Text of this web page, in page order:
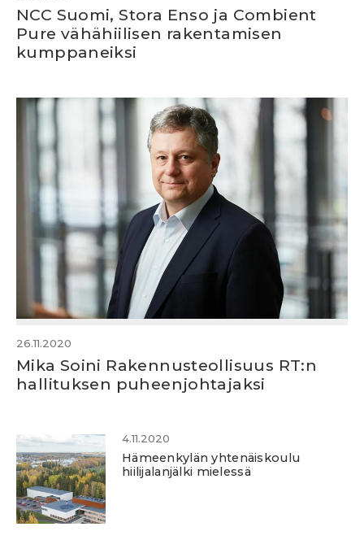
NCC Suomi, Stora Enso ja Combient
Pure vähähiilisen rakentamisen
kumppaneiksi
26.11.2020
Mika Soini Rakennusteollisuus RT:n
hallituksen puheenjohtajaksi
4.11.2020
Hämeenkylän yhtenäiskoulu
hiilijalanjälki mielessä